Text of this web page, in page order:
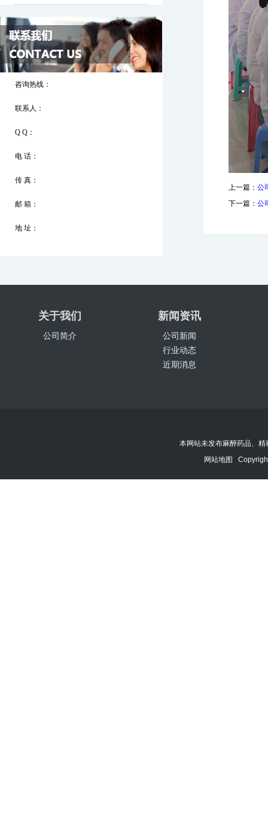
咨询热线：
联系人：
Q Q：
电 话：
传 真：
邮 箱：
地 址：
上一篇： 公
下一篇： 公
关于我们
公司简介
新闻资讯
公司新闻
行业动态
近期消息
本网站未发布麻醉药品、
网站地图